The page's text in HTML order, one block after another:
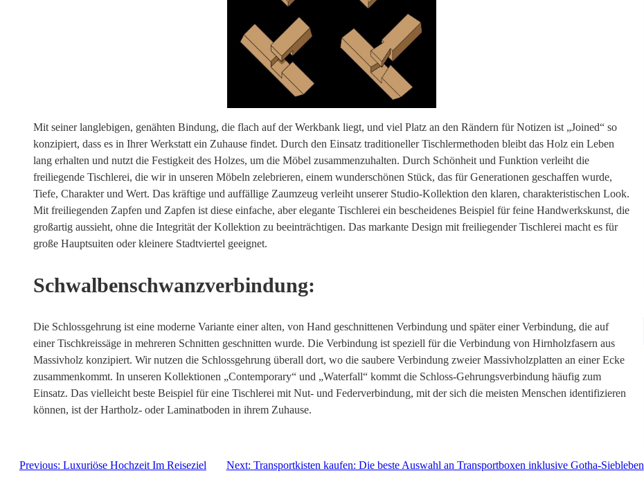
Mit seiner langlebigen, genähten Bindung, die flach auf der Werkbank liegt, und viel Platz an den Rändern für Notizen ist „Joined“ so
konzipiert, dass es in Ihrer Werkstatt ein Zuhause findet. Durch den Einsatz traditioneller Tischlermethoden bleibt das Holz ein Leben
lang erhalten und nutzt die Festigkeit des Holzes, um die Möbel zusammenzuhalten. Durch Schönheit und Funktion verleiht die
freiliegende Tischlerei, die wir in unseren Möbeln zelebrieren, einem wunderschönen Stück, das für Generationen geschaffen wurde,
Tiefe, Charakter und Wert. Das kräftige und auffällige Zaumzeug verleiht unserer Studio-Kollektion den klaren, charakteristischen Look.
Mit freiliegenden Zapfen und Zapfen ist diese einfache, aber elegante Tischlerei ein bescheidenes Beispiel für feine Handwerkskunst, die
großartig aussieht, ohne die Integrität der Kollektion zu beeinträchtigen. Das markante Design mit freiliegender Tischlerei macht es für
große Hauptsuiten oder kleinere Stadtviertel geeignet.
Schwalbenschwanzverbindung:
Die Schlossgehrung ist eine moderne Variante einer alten, von Hand geschnittenen Verbindung und später einer Verbindung, die auf
einer Tischkreissäge in mehreren Schnitten geschnitten wurde. Die Verbindung ist speziell für die Verbindung von Hirnholzfasern aus
Massivholz konzipiert. Wir nutzen die Schlossgehrung überall dort, wo die saubere Verbindung zweier Massivholzplatten an einer Ecke
zusammenkommt. In unseren Kollektionen „Contemporary“ und „Waterfall“ kommt die Schloss-Gehrungsverbindung häufig zum
Einsatz. Das vielleicht beste Beispiel für eine Tischlerei mit Nut- und Federverbindung, mit der sich die meisten Menschen identifizieren
können, ist der Hartholz- oder Laminatboden in ihrem Zuhause.
Previous: Luxuriöse Hochzeit Im Reiseziel Next: Transportkisten kaufen: Die beste Auswahl an Transportboxen inklusive Gotha-Siebleben